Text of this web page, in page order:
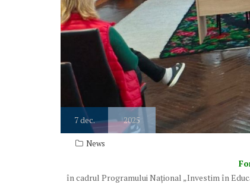
7dec. 2025
News
în cadrul Programului Național „Investim în